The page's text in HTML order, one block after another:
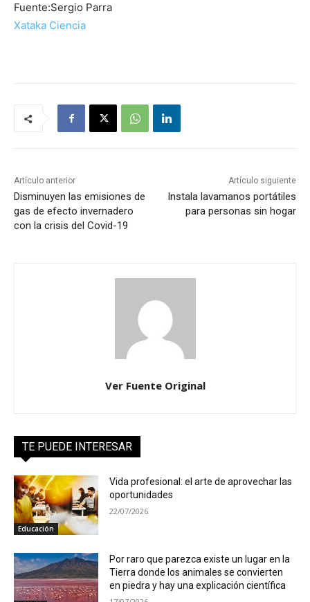
Fuente:Sergio Parra
Xataka Ciencia
Artículo anterior
Disminuyen las emisiones de
gas de efecto invernadero
con la crisis del Covid-19
Artículo siguiente
Instala lavamanos portátiles
para personas sin hogar
Ver Fuente Original
TE PUEDE INTERESAR
Educación
Vida profesional: el arte de aprovechar las
oportunidades
22/07/2026
Por raro que parezca existe un lugar en la
Tierra donde los animales se convierten
en piedra y hay una explicación científica